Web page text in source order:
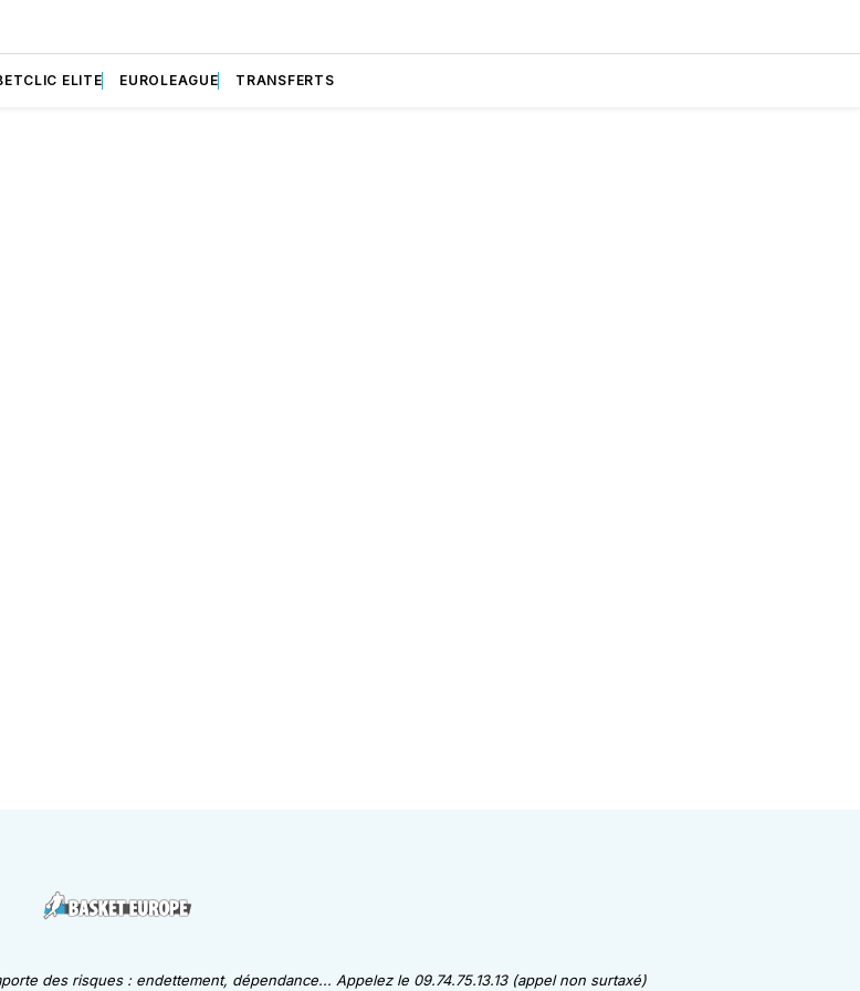
ELITE EUROLEAGUE TRANSFERTS
des risques : endettement, dépendance... Appelez le 09.74.75.13.13 (appel non surtaxé)